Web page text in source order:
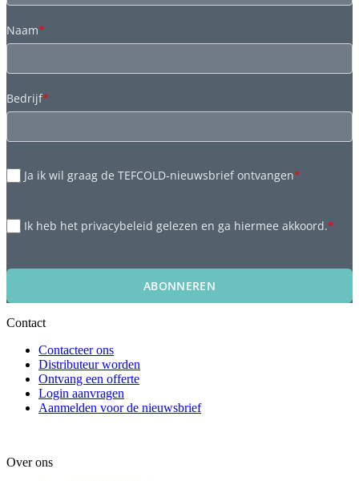
Naam*
Bedrijf*
Ja ik wil graag de TEFCOLD-nieuwsbrief ontvangen*
Ik heb het privacybeleid gelezen en ga hiermee akkoord.*
ABONNEREN
Contact
Contacteer ons
Distributeur worden
Ontvang een offerte
Login aanvragen
Aanmelden voor de nieuwsbrief
Over ons